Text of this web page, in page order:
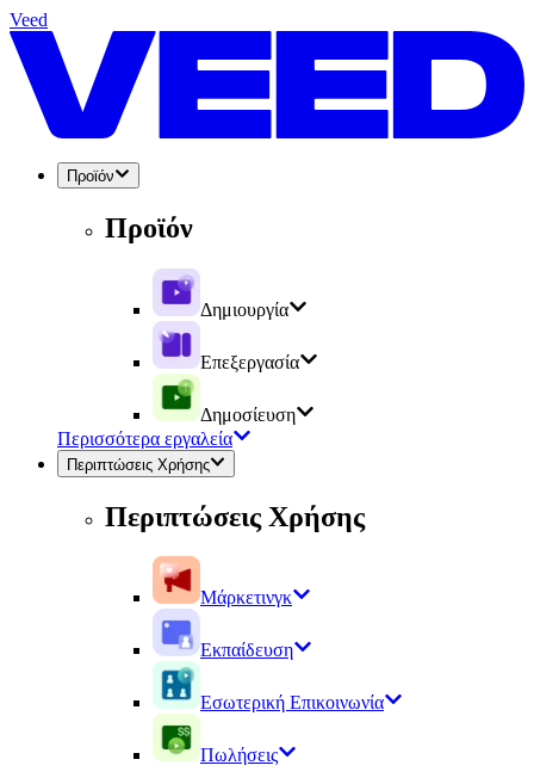
Veed
Προϊόν
Προϊόν
Δημιουργία
Επεξεργασία
Δημοσίευση
Περισσότερα εργαλεία
Περιπτώσεις Χρήσης
Περιπτώσεις Χρήσης
Μάρκετινγκ
Εκπαίδευση
Εσωτερική Επικοινωνία
Πωλήσεις